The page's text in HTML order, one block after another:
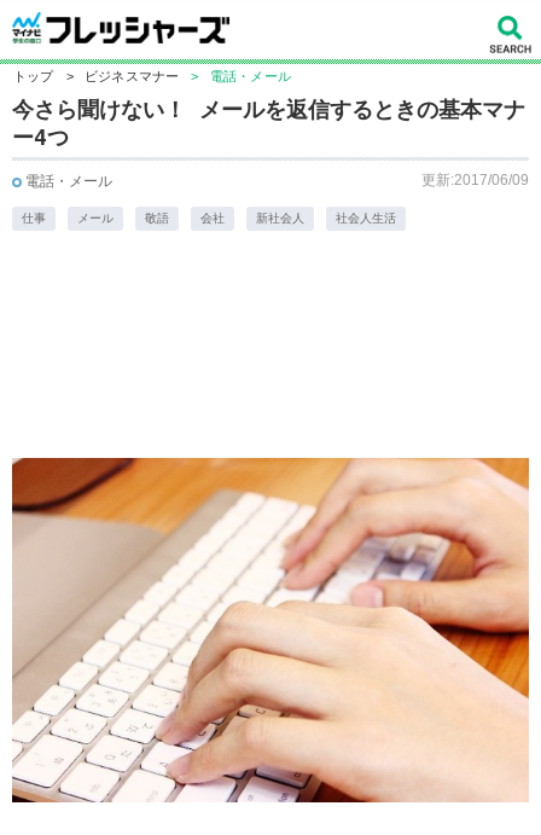
トップ > ビジネスマナー > 電話・メール
今さら聞けない！ メールを返信するときの基本マナ
ー4つ
電話・メール 更新:2017/06/09
仕事 メール 敬語 会社 新社会人 社会人生活